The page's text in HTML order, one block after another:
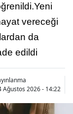
vereceği
da
edildi
Ağustos 2026 - 14:22